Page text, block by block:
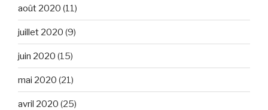
août 2020 (11)
juillet 2020 (9)
juin 2020 (15)
mai 2020 (21)
avril 2020 (25)